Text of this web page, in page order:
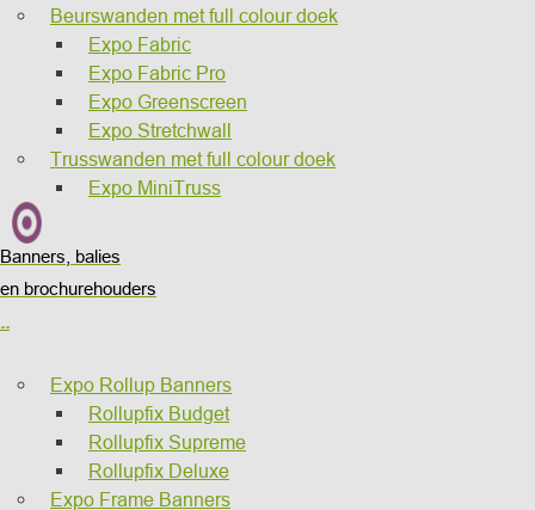
Beurswanden met full colour doek
Expo Fabric
Expo Fabric Pro
Expo Greenscreen
Expo Stretchwall
Trusswanden met full colour doek
Expo MiniTruss
Banners, balies
en brochurehouders
..
Expo Rollup Banners
Rollupfix Budget
Rollupfix Supreme
Rollupfix Deluxe
Expo Frame Banners